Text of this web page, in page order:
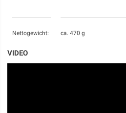
Nettogewicht: ca. 470 g
VIDEO